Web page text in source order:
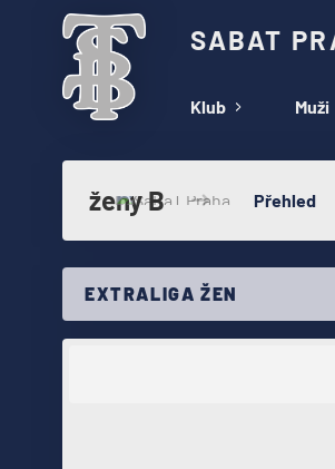
SABAT
Klub Muži
ženy B Přehled
EXTRALIGA ŽEN